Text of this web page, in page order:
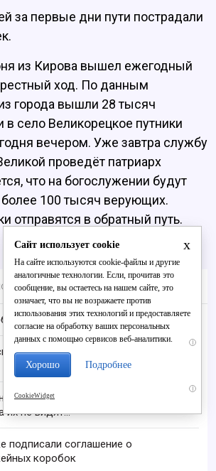
за первые дни пути пострадали
из Кирова вышел ежегодный
ход. По данным
города вышли 28 тысяч
в село Великорецкое путники
вечером. Уже завтра службу
проведёт патриарх
что на богослужении будут
более 100 тысяч верующих.
отправятся в обратный путь.
сбили БПЛА
i
секунд, а смеяться вы
i
пляже Крыма: Что люди
их не видят...
подписали соглашение о
коробок
x
Сайт использует cookie
На сайте используются cookie-файлы и другие
аналогичные технологии. Если, прочитав это
сообщение, вы остаетесь на нашем сайте, это
означает, что вы не возражаете против
использования этих технологий и предоставляете
согласие на обработку ваших персональных
данных с помощью сервисов веб-аналитики.
Хорошо Подробнее
CookieWidget